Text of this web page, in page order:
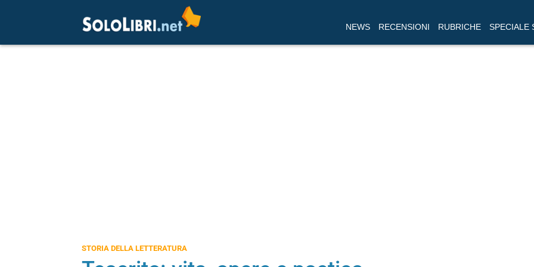
NEWS RECENSIONI RUBRICHE SPECIALE
STORIA DELLA LETTERATURA